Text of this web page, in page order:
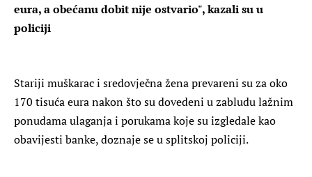
eura, a obećanu dobit nije ostvario", kazali su u
policiji
Stariji muškarac i sredovječna žena prevareni su za oko
170 tisuća eura nakon što su dovedeni u zabludu lažnim
ponudama ulaganja i porukama koje su izgledale kao
obavijesti banke, doznaje se u splitskoj policiji.